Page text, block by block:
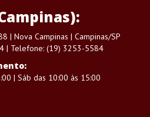
| Nova Campinas | Campinas/SP
| Telefone: (19) 3253-5584
| Sáb das 10:00 às 15:00